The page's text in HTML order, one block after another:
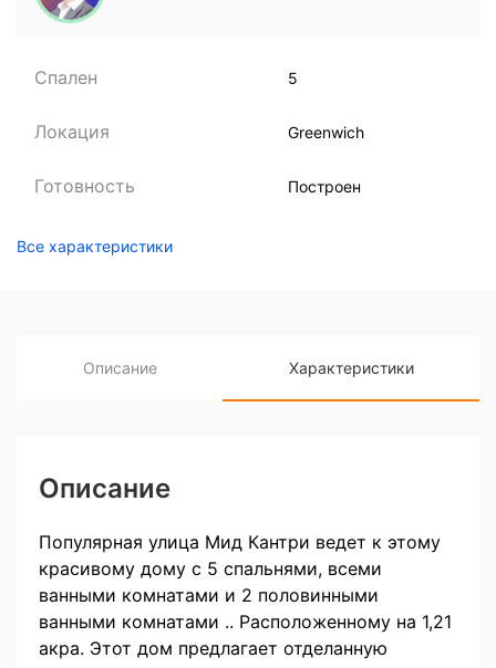
Спален 5
Локация Greenwich
Готовность Построен
Все характеристики
Описание Характеристики
Описание
Популярная улица Мид Кантри ведет к этому
красивому дому с 5 спальнями, всеми
ванными комнатами и 2 половинными
ванными комнатами .. Расположенному на 1,21
акра. Этот дом предлагает отделанную